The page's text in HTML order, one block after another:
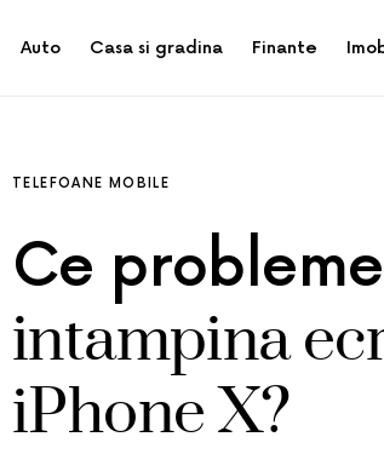
Auto Casa si gradina Finante
TELEFOANE MOBILE
Ce
intampina
iPhone X?